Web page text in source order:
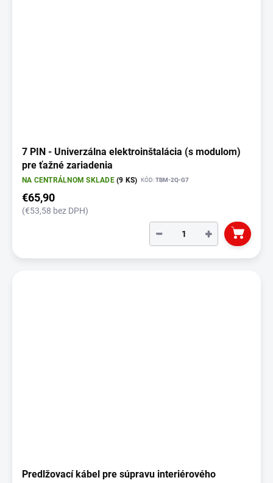
7 PIN - Univerzálna elektroinštalácia (s modulom)
pre ťažné zariadenia
NA CENTRÁLNOM SKLADE(9 KS) KÓD:TBM-2Q-G7
€65,90
(€53,58 bez DPH)
+
−
Predlžovací kábel pre súpravu interiérového